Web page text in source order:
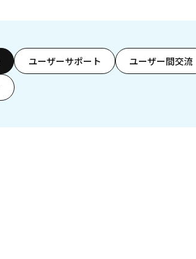
ユーザーサポート ユーザー間交流